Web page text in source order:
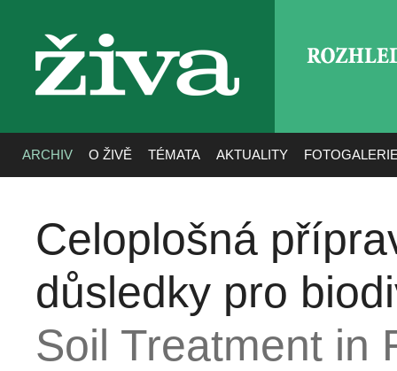
živa
ARCHIV O ŽIVĚ TÉMATA AKTUALITY
Celoplošná
důsledky pro
Soil Treatment in